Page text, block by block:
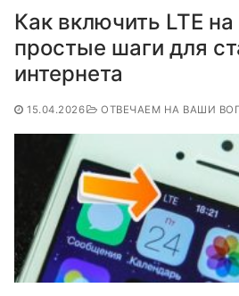
Как включить LTE
простые шаги для
интернета
15.04.2026 ОТВЕЧАЕМ НА ВАШИ